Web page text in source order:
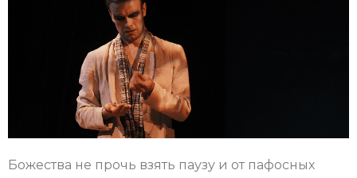
Божества не прочь взять паузу и от пафосных